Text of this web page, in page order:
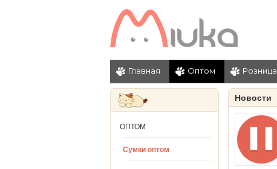
Главная Оптом Розница
ОПТОМ
Сумки оптом
Новости